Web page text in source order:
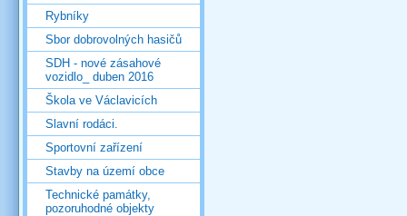
Rybníky
Sbor dobrovolných hasičů
SDH - nové zásahové
vozidlo_ duben 2016
Škola ve Václavicích
Slavní rodáci.
Sportovní zařízení
Stavby na území obce
Technické památky,
pozoruhodné objekty